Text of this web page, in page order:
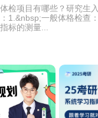
检项目有哪些？研究生
1.&nbsp;一般体格检查
标的测量...